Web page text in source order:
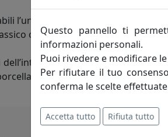
l’un l’altro danno vita a tavole
o moderno, country o
bianco, sono
Esse propongono un
Questo pannello ti
informazioni personali.
Puoi rivedere e modificare
Per rifiutare il tuo
conferma le scelte
Accetta tutto Rifiuta tutto